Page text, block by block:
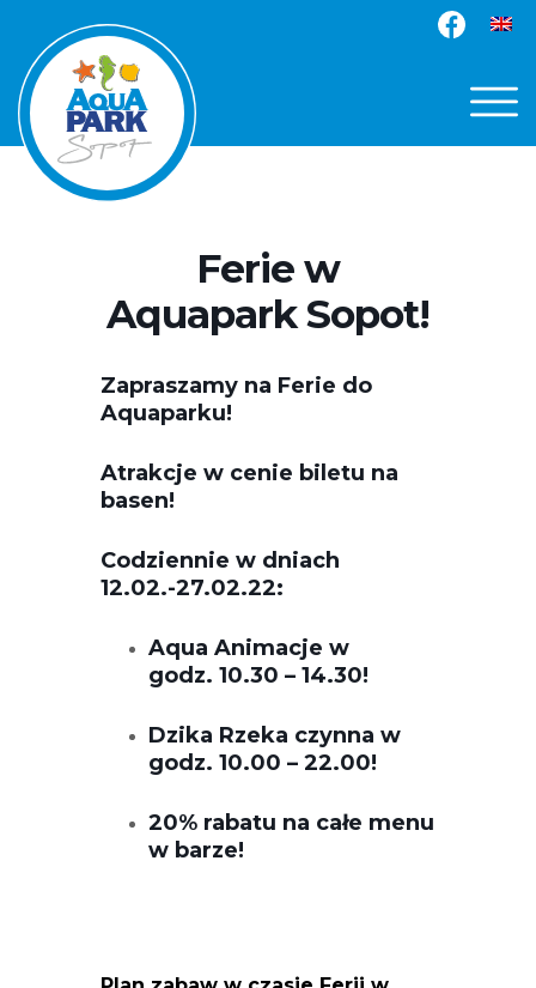
Ferie w
Aquapark Sopot!
Zapraszamy na Ferie do
Aquaparku!
Atrakcje w cenie biletu na
basen!
Codziennie w dniach
12.02.-27.02.22:
Aqua Animacje w
godz. 10.30 – 14.30!
Dzika Rzeka czynna w
godz. 10.00 – 22.00!
20% rabatu na całe menu
w barze!